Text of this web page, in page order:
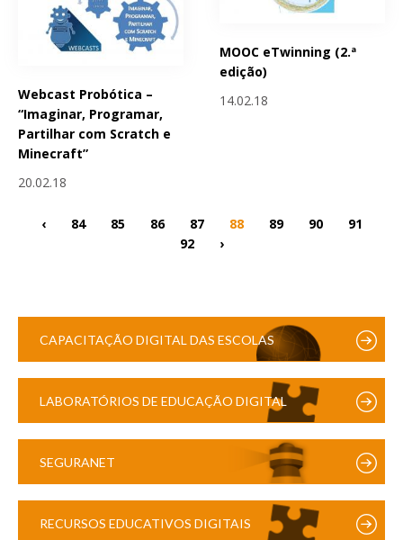
Webcast Probótica –
“Imaginar, Programar,
Partilhar com Scratch e
Minecraft”
20.02.18
MOOC eTwinning (2.ª
edição)
14.02.18
‹ 84 85 86 87 88 89 90
91
92
›
CAPACITAÇÃO DIGITAL DAS ESCOLAS
LABORATÓRIOS DE EDUCAÇÃO DIGITAL
SEGURANET
RECURSOS EDUCATIVOS DIGITAIS